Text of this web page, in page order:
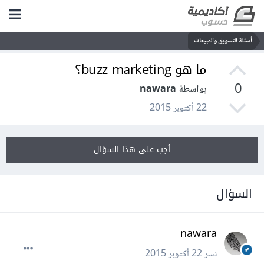
أسئلة التسويق والمبيعات
0
ما هو buzz marketing؟
بواسطة nawara
22 أكتوبر 2015
أجب على هذا السؤال
السؤال
nawara
نشر22 أكتوبر 2015